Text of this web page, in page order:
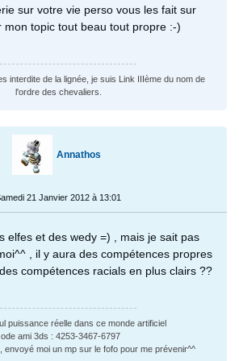
sur votre vie perso vous les fait sur
mon topic tout beau tout propre :-)
interdite de la lignée, je suis Link IIIème du nom de
l'ordre des chevaliers.
Annathos
21 Janvier 2012 à 13:01
elfes et des wedy =) , mais je sait pas
, il y aura des compétences propres
compétences racials en plus clairs ??
puissance réelle dans ce monde artificiel
ami 3ds : 4253-3467-6797
envoyé moi un mp sur le fofo pour me prévenir^^